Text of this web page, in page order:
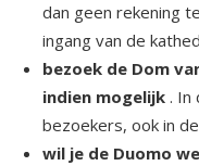
dan geen rekening
ingang van de
bezoek de Dom
indien mogelijk . In
bezoekers, ook in
wil je de Duomo